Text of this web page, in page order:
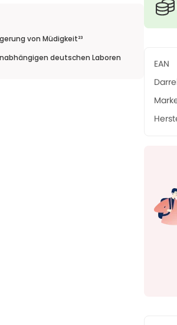
von Müdigkeit²³
deutschen Laboren
EAN